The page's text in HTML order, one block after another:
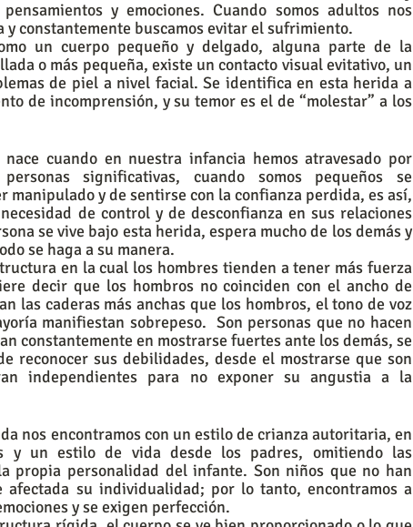
y emociones. Cuando somos adultos nos
constantemente buscamos evitar el sufrimiento.
un cuerpo pequeño y delgado, alguna parte de la
o más pequeña, existe un contacto visual evitativo, un
de piel a nivel facial. Se identifica en esta herida a
de incomprensión, y su temor es el de “molestar” a los
nace cuando en nuestra infancia hemos atravesado por
significativas, cuando somos pequeños se
manipulado y de sentirse con la confianza perdida, es así,
de control y de desconfianza en sus relaciones
se vive bajo esta herida, espera mucho de los demás y
se haga a su manera.
en la cual los hombres tienden a tener más fuerza
decir que los hombros no coinciden con el ancho de
las caderas más anchas que los hombros, el tono de voz
manifiestan sobrepeso.  Son personas que no hacen
constantemente en mostrarse fuertes ante los demás, se
reconocer sus debilidades, desde el mostrarse que son
independientes para no exponer su angustia a la
nos encontramos con un estilo de crianza autoritaria, en
y un estilo de vida desde los padres, omitiendo las
propia personalidad del infante. Son niños que no han
afectada su individualidad; por lo tanto, encontramos a
y se exigen perfección.